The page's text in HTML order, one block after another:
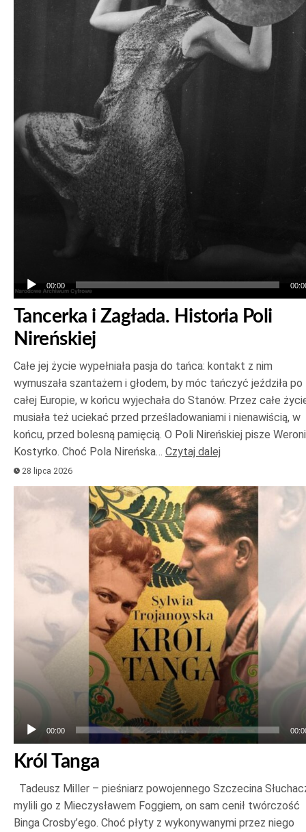
00:00
Tancerka i Zagłada. Historia Poli
Nireńskiej
Całe jej życie wypełniała pasja do tańca: kontakt z nim
wymuszała szantażem i głodem, by móc tańczyć jeździła po
całej Europie, w końcu wyjechała do Stanów. Przez całe
musiała też uciekać przed prześladowaniami i nienawiścią, w
końcu, przed bolesną pamięcią. O Poli Nireńskiej pisze
Kostyrko. Choć Pola Nireńska… Czytaj dalej
28 lipca 2026
plików
00:00
Król Tanga
Tadeusz Miller – pieśniarz powojennego Szczecina
mylili go z Mieczysławem Foggiem, on sam cenił twórczość
Binga Crosby’ego. Choć płyty z wykonywanymi przez niego